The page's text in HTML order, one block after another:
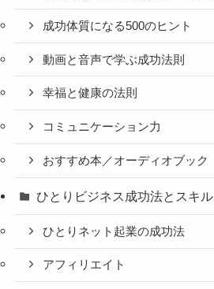
成功体質になる500のヒント
動画と音声で学ぶ成功法則
幸福と健康の法則
コミュニケーション力
おすすめ本／オーディオブック
ひとりビジネス成功法とスキル
ひとりネット起業の成功法
アフィリエイト